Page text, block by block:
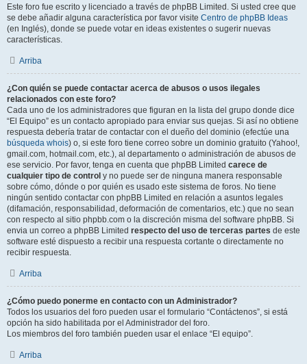
Este foro fue escrito y licenciado a través de phpBB Limited. Si usted cree que
se debe añadir alguna característica por favor visite Centro de phpBB Ideas
(en Inglés), donde se puede votar en ideas existentes o sugerir nuevas
características.
Arriba
¿Con quién se puede contactar acerca de abusos o usos ilegales
relacionados con este foro?
Cada uno de los administradores que figuran en la lista del grupo donde dice
“El Equipo” es un contacto apropiado para enviar sus quejas. Si así no obtiene
respuesta debería tratar de contactar con el dueño del dominio (efectúe una
búsqueda whois) o, si este foro tiene correo sobre un dominio gratuito (Yahoo!,
gmail.com, hotmail.com, etc.), al departamento o administración de abusos de
ese servicio. Por favor, tenga en cuenta que phpBB Limited carece de
cualquier tipo de control y no puede ser de ninguna manera responsable
sobre cómo, dónde o por quién es usado este sistema de foros. No tiene
ningún sentido contactar con phpBB Limited en relación a asuntos legales
(difamación, responsabilidad, deformación de comentarios, etc.) que no sean
con respecto al sitio phpbb.com o la discreción misma del software phpBB. Si
envia un correo a phpBB Limited respecto del uso de terceras partes de este
software esté dispuesto a recibir una respuesta cortante o directamente no
recibir respuesta.
Arriba
¿Cómo puedo ponerme en contacto con un Administrador?
Todos los usuarios del foro pueden usar el formulario “Contáctenos”, si está
opción ha sido habilitada por el Administrador del foro.
Los miembros del foro también pueden usar el enlace “El equipo”.
Arriba